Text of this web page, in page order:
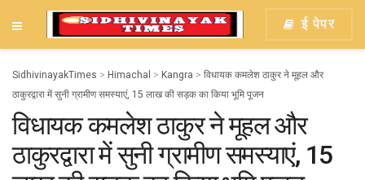
ई पेपर
SidhivinayakTimes > Himachal > Kangra > विधायक कमलेश ठाकुर ने मूहल और
ठाकुरद्वारा में सुनी ग्रामीण समस्याएं, 15 लाख की सड़क का किया भूमि पूजन
विधायक कमलेश ठाकुर ने मूहल और
ठाकुरद्वारा में सुनी ग्रामीण समस्याएं, 15